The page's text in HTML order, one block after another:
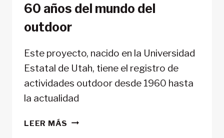
60 años del mundo del
outdoor
Este proyecto, nacido en la Universidad
Estatal de Utah, tiene el registro de
actividades outdoor desde 1960 hasta
la actualidad
LEER MÁS “OUTDOOR